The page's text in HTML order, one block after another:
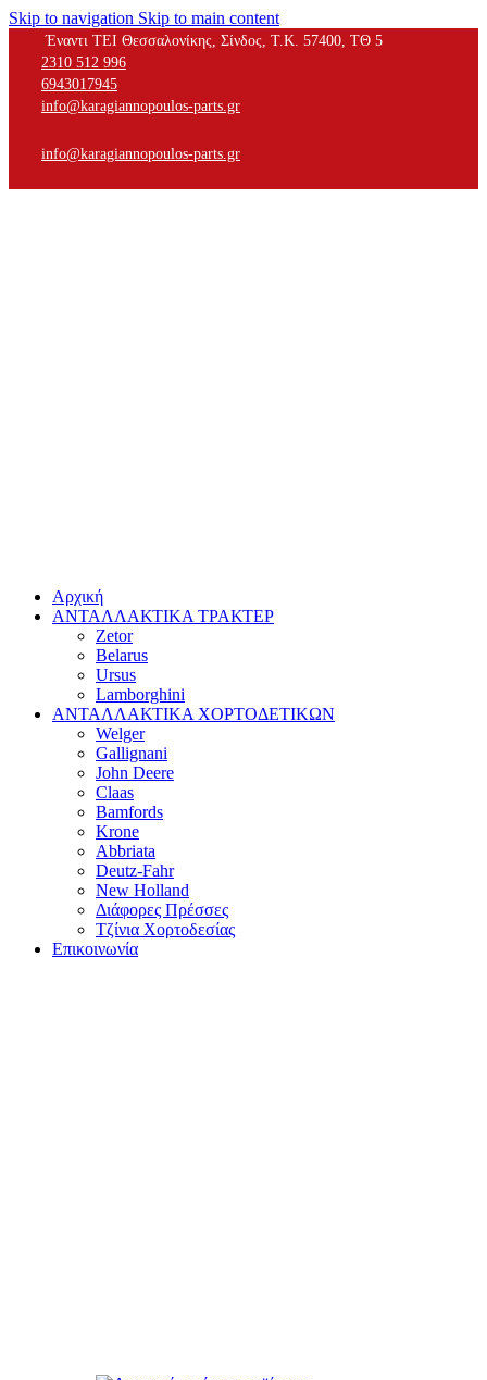
Skip to navigation Skip to main content
Έναντι ΤΕΙ Θεσσαλονίκης, Σίνδος, Τ.Κ. 57400, ΤΘ 5
2310 512 996
6943017945
info@karagiannopoulos-parts.gr
info@karagiannopoulos-parts.gr
Αρχική
ΑΝΤΑΛΛΑΚΤΙΚΑ ΤΡΑΚΤΕΡ
Zetor
Belarus
Ursus
Lamborghini
ΑΝΤΑΛΛΑΚΤΙΚΑ ΧΟΡΤΟΔΕΤΙΚΩΝ
Welger
Gallignani
John Deere
Claas
Bamfords
Krone
Abbriata
Deutz-Fahr
New Holland
Διάφορες Πρέσσες
Τζίνια Χορτοδεσίας
Επικοινωνία